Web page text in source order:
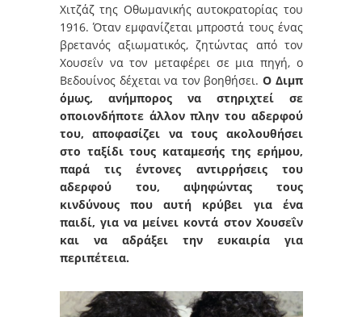
Χιτζάζ της Οθωμανικής αυτοκρατορίας του
1916. Όταν εμφανίζεται μπροστά τους ένας
βρετανός αξιωματικός, ζητώντας από τον
Χουσεΐν να τον μεταφέρει σε μια πηγή, ο
Βεδουίνος δέχεται να τον βοηθήσει.Ο Διμπ
όμως, ανήμπορος να στηριχτεί σε
οποιονδήποτε άλλον πλην του αδερφού
του, αποφασίζει να τους ακολουθήσει
στο ταξίδι τους καταμεσής της ερήμου,
παρά τις έντονες αντιρρήσεις του
αδερφού του, αψηφώντας τους
κινδύνους που αυτή κρύβει για ένα
παιδί, για να μείνει κοντά στον Χουσεΐν
και να αδράξει την ευκαιρία για
περιπέτεια.